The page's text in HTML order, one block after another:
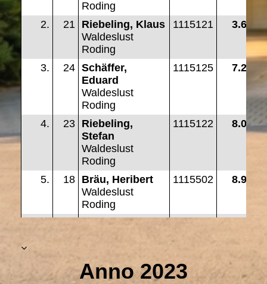
Anno 2023